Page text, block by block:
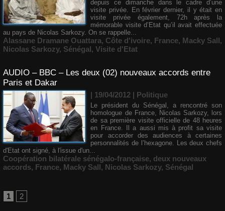
depuis ce dimanche dans le cadre d’une
visite privée. En février dernier, il y était en
visite privée également, 72h après la
mémorable visite d’Etat qu’il avait effectuée
au pays de Nicolas Sarkozy. On se rappelle...
Alassane Dramane Ouattara, Côte d'ivoire, France, Macky Sall,
Nicolas Sarkozy, Sénégal, Visite d'Etat
AUDIO – BBC – Les deux (02) nouveaux accords entre
Paris et Dakar
| 19/04/2012 | Politique
Le président du Sénégal, a rencontré son
homologue de France, Nicolas Sarkozy, lors
de sa première visite officielle de 48 heures
en France. Il a aussi mis à profit sa visite
pour accorder des audiences à certaines
personnalités de l’hexagone. Les deux chefs
d'Etat ont signé, à l'issue d'un...
Coopération bilatérale sénégalo-française, deux nouveaux
accords, France, Macky Sall, Nicolas Sarkozy, Sénégal
1 2